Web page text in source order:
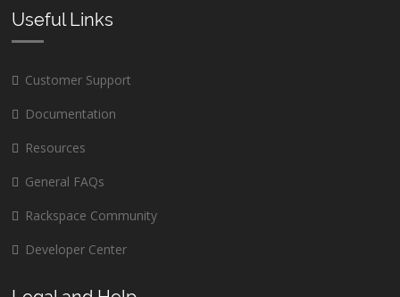
Useful Links
Customer Support
Documentation
Resources
General FAQs
Rackspace Community
Developer Center